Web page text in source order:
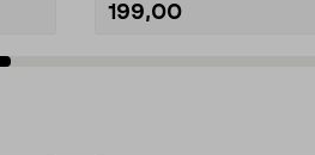
199,00